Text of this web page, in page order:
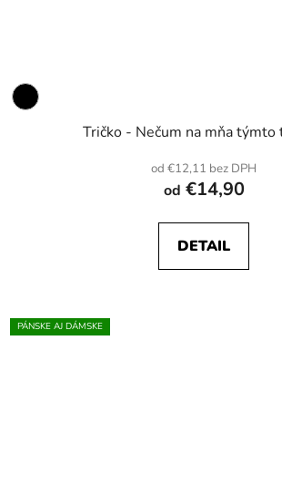
Tričko - Nečum na mňa týmto
od €12,11 bez DPH
od €14,90
DETAIL
PÁNSKE AJ DÁMSKE